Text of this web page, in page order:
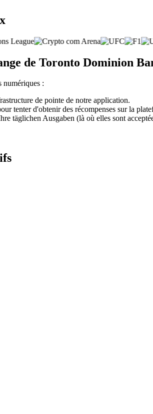
de Toronto Dominion
numériques :
de pointe de notre application.
tenter d'obtenir des récompenses sur la
täglichen Ausgaben (là où elles sont